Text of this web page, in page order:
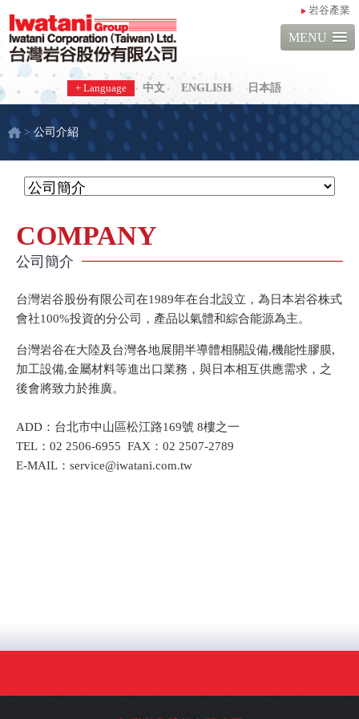
MENU
岩谷產業
+ Language 中文 ENGLISH 日本語
> 公司介紹
COMPANY
公司簡介
台灣岩谷股份有限公司在1989年在台北設立，為日本岩谷株式
會社100%投資的分公司，產品以氣體和綜合能源為主。
台灣岩谷在大陸及台灣各地展開半導體相關設備,機能性膠膜,
加工設備,金屬材料等進出口業務，與日本相互供應需求，之
後會將致力於推廣。
ADD：台北市中山區松江路169號 8樓之一
TEL：02 2506-6955 FAX：02 2507-2789
E-MAIL：service@iwatani.com.tw